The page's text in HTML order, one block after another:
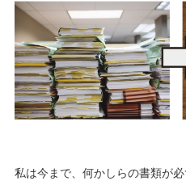
私は今まで、何かしらの書類が必